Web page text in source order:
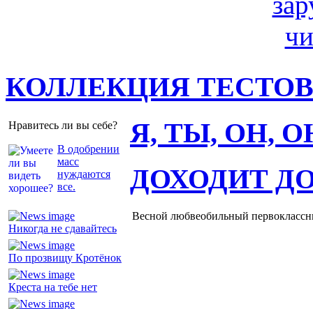
КОЛЛЕКЦИЯ ТЕСТОВ
Нравитесь ли вы себе?
В одобрении
масс
нуждаются
все.
Я, ТЫ, ОН,
Никогда не сдавайтесь
По прозвищу Кротёнок
Креста на тебе нет
ДОХОДИТ
Весной любвеобильный